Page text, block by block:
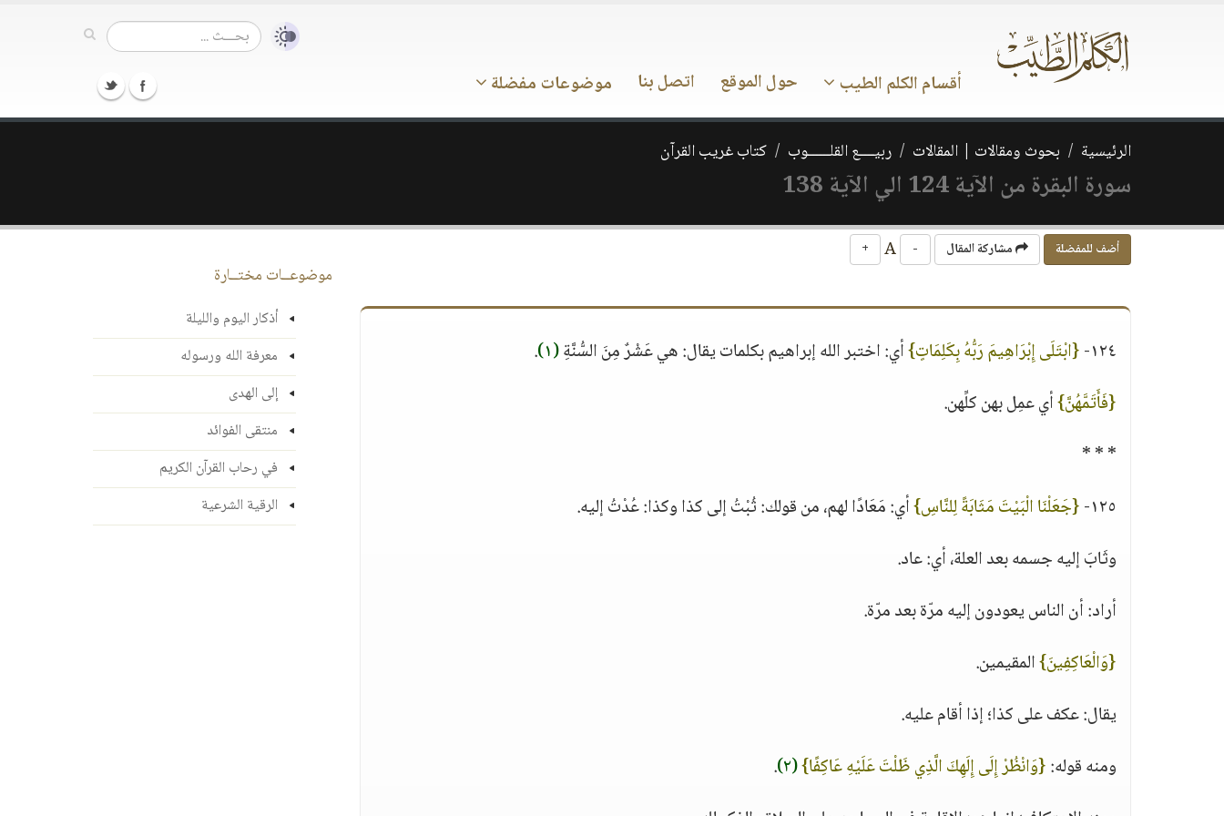
أقسام الكلم الطيب حول الموقع اتصل بنا موضوعات مفضلة
الرئيسية بحوث ومقالات | المقالات ربيــــع القلــــــوب كتاب غريب القرآن
سورة البقرة من الآية 124 الي الآية 138
أضف للمفضلة مشاركة المقال -
+
١٢٤- {ابْتَلَى إِبْرَاهِيمَ رَبُّهُ بِكَلِمَاتٍ}أي: اختبر الله إبراهيم بكلمات يقال: هي عَشْرٌ مِنَ السُّنَّةِ(١) .
{فَأَتَمَّهُنَّ}أي عمِل بهن كلِّهن.
* * *
١٢٥- {جَعَلْنَا الْبَيْتَ مَثَابَةً لِلنَّاسِ}أي: مَعَادًا لهم، من قولك: ثُبْتُ إلى كذا وكذا: عُدْتُ إليه.
وثَابَ إليه جسمه بعد العلة، أي: عاد.
أراد: أن الناس يعودون إليه مرّة بعد مرّة.
{وَالْعَاكِفِينَ}المقيمين.
يقال: عكف على كذا؛ إذا أقام عليه.
ومنه قوله:{وَانْظُرْ إِلَى إِلَهِكَ الَّذِي ظَلْتَ عَلَيْهِ عَاكِفًا}(٢) .
موضوعــات مختــارة
أذكار اليوم والليلة
معرفة الله ورسوله
إلى الهدى
منتقى الفوائد
في رحاب القرآن الكريم
الرقية الشرعية